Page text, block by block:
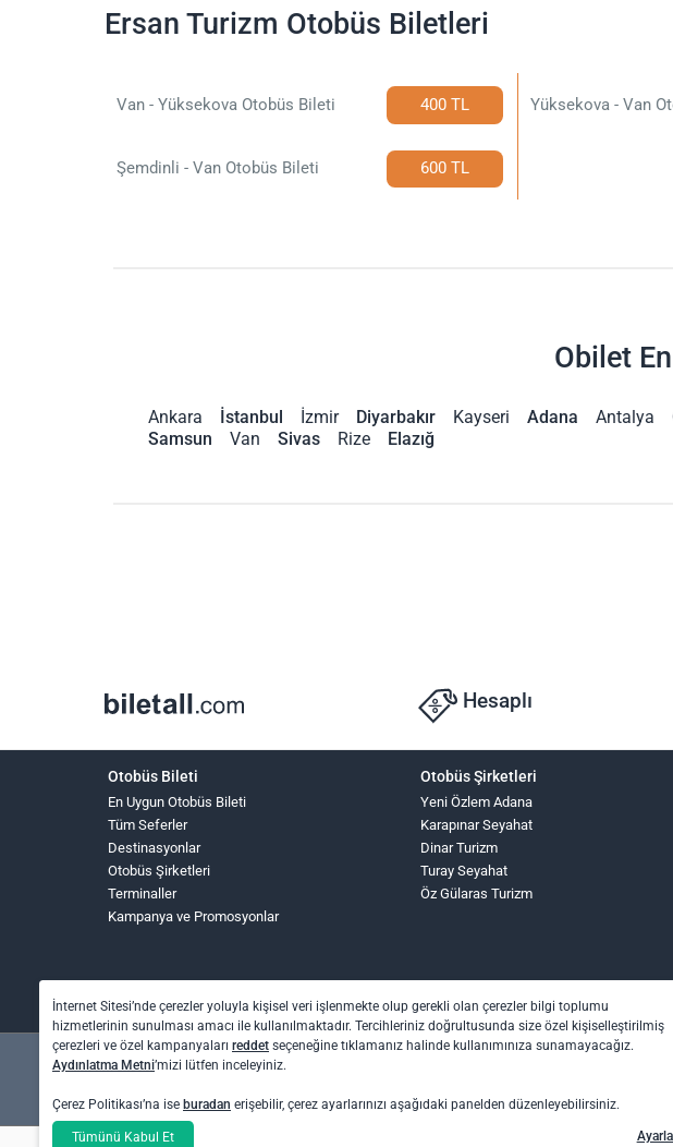
Ersan Turizm Otobüs Biletleri
Van - Yüksekova Otobüs Bileti 400 TL Yüksekova - Van
Şemdinli - Van Otobüs Bileti 600 TL
Obilet
Ankara İstanbul İzmir Diyarbakır Kayseri Adana Antalya
Samsun
Van Sivas Rize Elazığ
Hesaplı
Otobüs Bileti
En Uygun Otobüs Bileti
Tüm Seferler
Destinasyonlar
Otobüs Şirketleri
Terminaller
Kampanya ve Promosyonlar
Otobüs Şirketleri
Yeni Özlem Adana
Karapınar Seyahat
Dinar Turizm
Turay Seyahat
Öz Gülaras Turizm
Otel rezervasyon ve otobüs bileti işlemleri için: Obilet.com Turizm Seyahat
İnternet Sitesi’nde çerezler yoluyla kişisel veri işlenmekte olup gerekli olan çerezler bilgi toplumu
hizmetlerinin sunulması amacı ile kullanılmaktadır. Tercihleriniz doğrultusunda size özel kişiselleştirilmiş
çerezleri ve özel kampanyaları reddet seçeneğine tıklamanız halinde kullanımınıza sunamayacağız.
Aydınlatma Metni’mizi lütfen inceleyiniz.
Çerez Politikası’na ise buradan erişebilir, çerez ayarlarınızı aşağıdaki panelden düzenleyebilirsiniz.
Tümünü Kabul Et